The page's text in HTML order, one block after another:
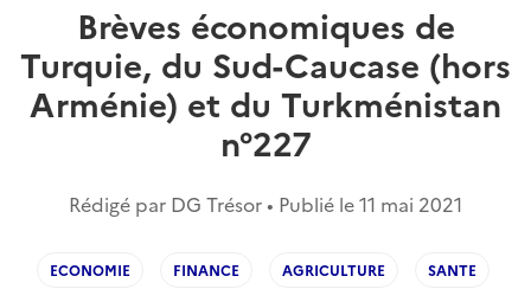
Brèves économiques de
Turquie, du Sud-Caucase (hors
Arménie) et du Turkménistan
n°227
Rédigé par DG Trésor • Publié le11 mai 2021
ECONOMIE FINANCE AGRICULTURE SANTE